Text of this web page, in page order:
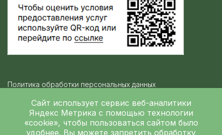
Сайт использует сервис веб-аналитики
Яндекс Метрика с помощью технологии
«cookie», чтобы пользоваться сайтом было
удобнее. Вы можете запретить обработку
Политика обработки персональных данных
Независимая оценка качества